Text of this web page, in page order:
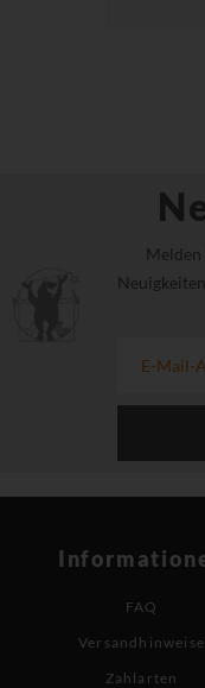
Melden
FAQ
Versandhinweise
Zahlarten